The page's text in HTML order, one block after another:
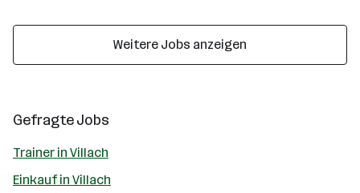
Weitere Jobs anzeigen
Gefragte Jobs
Trainer in Villach
Einkauf in Villach